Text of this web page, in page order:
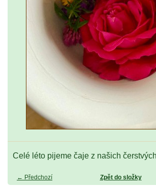
Celé léto pijeme čaje z našich
← Předchozí Zpět do složky